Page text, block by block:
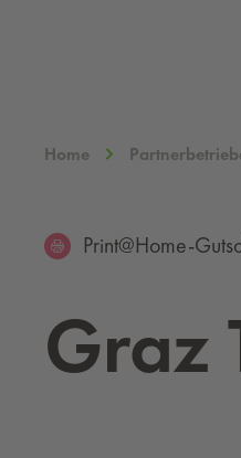
Home
Print@Home-
Graz